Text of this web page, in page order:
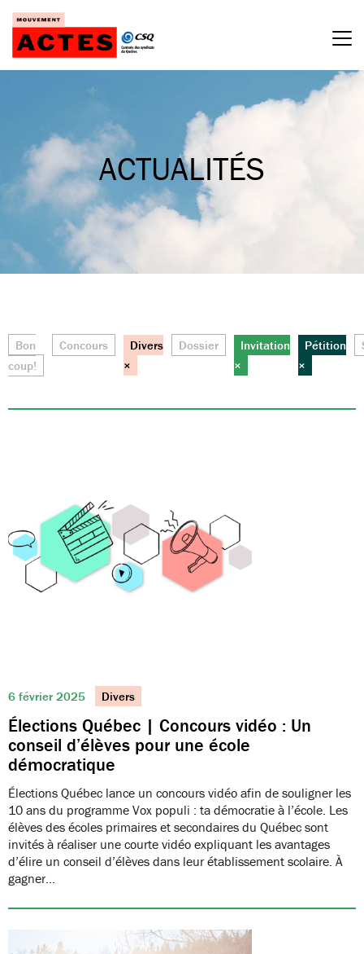
Passer
contenu
ACTUALITÉS
6 février 2025 Divers
Élections Québec | Concours vidéo : Un
conseil d’élèves pour une école
démocratique
Élections Québec lance un concours vidéo afin de souligner les
10 ans du programme Vox populi : ta démocratie à l’école. Les
élèves des écoles primaires et secondaires du Québec sont
invités à réaliser une courte vidéo expliquant les avantages
d’élire un conseil d’élèves dans leur établissement scolaire. À
gagner…
Bon
coup!
Concours
Divers
×
Dossier
Invitation
×
Pétition
×